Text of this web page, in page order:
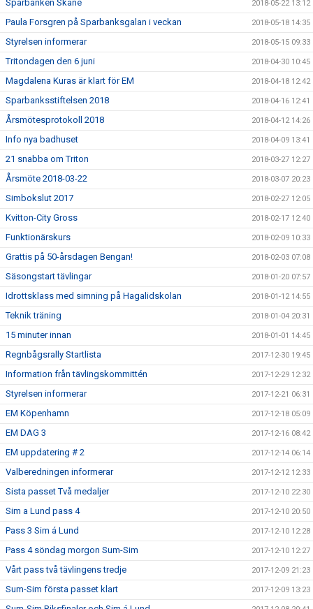
Sparbanken Skåne 2018-05-22 13:12
Paula Forsgren på Sparbanksgalan i veckan 2018-05-18 14:35
Styrelsen informerar 2018-05-15 09:33
Tritondagen den 6 juni 2018-04-30 10:45
Magdalena Kuras är klart för EM 2018-04-18 12:42
Sparbanksstiftelsen 2018 2018-04-16 12:41
Årsmötesprotokoll 2018 2018-04-12 14:26
Info nya badhuset 2018-04-09 13:41
21 snabba om Triton 2018-03-27 12:27
Årsmöte 2018-03-22 2018-03-07 20:23
Simbokslut 2017 2018-02-27 12:05
Kvitton-City Gross 2018-02-17 12:40
Funktionärskurs 2018-02-09 10:33
Grattis på 50-årsdagen Bengan! 2018-02-03 07:08
Säsongstart tävlingar 2018-01-20 07:57
Idrottsklass med simning på Hagalidskolan 2018-01-12 14:55
Teknik träning 2018-01-04 20:31
15 minuter innan 2018-01-01 14:45
Regnbågsrally Startlista 2017-12-30 19:45
Information från tävlingskommittén 2017-12-29 12:32
Styrelsen informerar 2017-12-21 06:31
EM Köpenhamn 2017-12-18 05:09
EM DAG 3 2017-12-16 08:42
EM uppdatering # 2 2017-12-14 06:14
Valberedningen informerar 2017-12-12 12:33
Sista passet Två medaljer 2017-12-10 22:30
Sim a Lund pass 4 2017-12-10 20:50
Pass 3 Sim á Lund 2017-12-10 12:28
Pass 4 söndag morgon Sum-Sim 2017-12-10 12:27
Vårt pass två tävlingens tredje 2017-12-09 21:23
Sum-Sim första passet klart 2017-12-09 13:23